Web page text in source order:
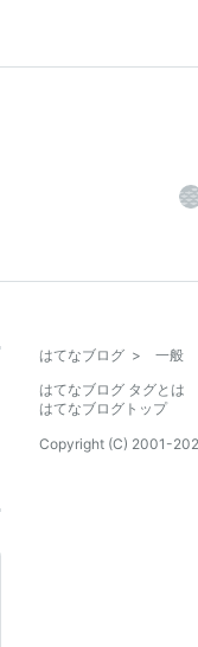
はてなブログ > 一般
はてなブログ タグとは
はてなブログトップ
Copyright (C) 2001-